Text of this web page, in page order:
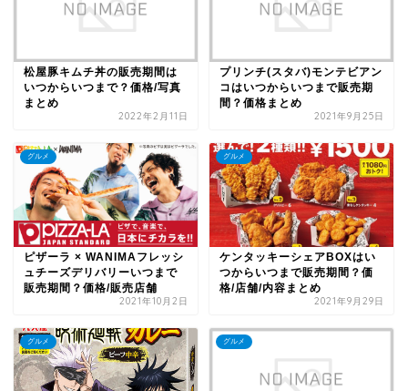
松屋豚キムチ丼の販売期間は
いつからいつまで？価格/写真
まとめ
2022年2月11日
プリンチ(スタバ)モンテビアン
コはいつからいつまで販売期
間？価格まとめ
2021年9月25日
グルメ
ピザーラ × WANIMAフレッシ
ュチーズデリバリーいつまで
販売期間？価格/販売店舗
2021年10月2日
グルメ
ケンタッキーシェアBOXはい
つからいつまで販売期間？価
格/店舗/内容まとめ
2021年9月29日
グルメ グルメ